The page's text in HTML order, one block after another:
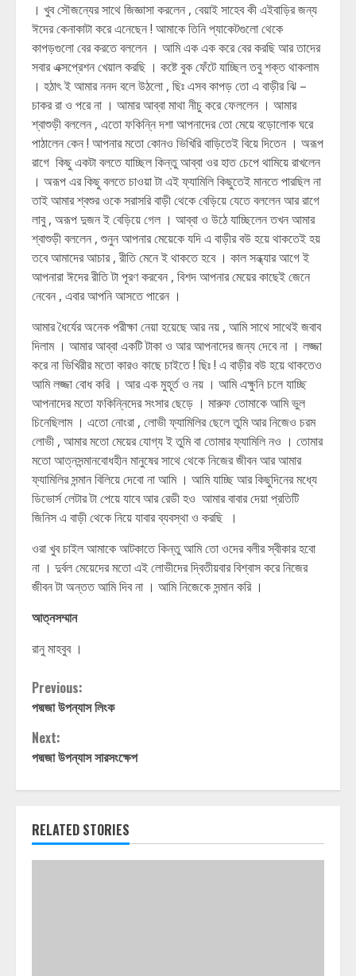
। খুব সৌজন্যের সাথে জিজ্ঞাসা করলেন , বেয়াই সাহেব কী এইবাড়ির জন্য
ঈদের কেনাকাটা করে এনেছেন ! আমাকে তিনি প্যাকেটগুলো থেকে
কাপড়গুলো বের করতে বললেন । আমি এক এক করে বের করছি আর তাদের
সবার এক্সপ্রেশন খেয়াল করছি । কষ্টে বুক ফেঁটে যাচ্ছিল তবু শক্ত থাকলাম
। হঠাৎ ই আমার ননদ বলে উঠলো , ছিঃ এসব কাপড় তো এ বাড়ীর ঝি –
চাকর রা ও পরে না । আমার আব্বা মাথা নীচু করে ফেললেন । আমার
শ্বাশুড়ী বললেন , এতো ফকিন্নি দশা আপনাদের তো মেয়ে বড়োলোক ঘরে
পাঠালেন কেন ! আপনার মতো কোনও ভিখিরি বাড়িতেই বিয়ে দিতেন । অরূপ
রাগে কিছু একটা বলতে যাচ্ছিল কিন্তু আব্বা ওর হাত চেপে থামিয়ে রাখলেন
। অরূপ এর কিছু বলতে চাওয়া টা এই ফ্যামিলি কিছুতেই মানতে পারছিল না
তাই আমার শ্বশুর ওকে সরাসরি বাড়ী থেকে বেড়িয়ে যেতে বললেন আর রাগে
লাবু , অরূপ দুজন ই বেড়িয়ে গেল । আব্বা ও উঠে যাচ্ছিলেন তখন আমার
শ্বাশুড়ী বললেন , শুনুন আপনার মেয়েকে যদি এ বাড়ীর বউ হয়ে থাকতেই হয়
তবে আমাদের আচার , রীতি মেনে ই থাকতে হবে । কাল সন্ধ্যার আগে ই
আপনারা ঈদের রীতি টা পূরণ করবেন , বিশদ আপনার মেয়ের কাছেই জেনে
নেবেন , এবার আপনি আসতে পারেন ।
আমার ধৈর্যের অনেক পরীক্ষা নেয়া হয়েছে আর নয় , আমি সাথে সাথেই জবাব
দিলাম । আমার আব্বা একটি টাকা ও আর আপনাদের জন্য দেবে না । লজ্জা
করে না ভিখিরীর মতো কারও কাছে চাইতে ! ছিঃ ! এ বাড়ীর বউ হয়ে থাকতেও
আমি লজ্জা বোধ করি । আর এক মুহূর্ত ও নয় । আমি এক্ষুনি চলে যাচ্ছি
আপনাদের মতো ফকিন্নিদের সংসার ছেড়ে । মারুফ তোমাকে আমি ভুল
চিনেছিলাম । এতো নোংরা , লোভী ফ্যামিলির ছেলে তুমি আর নিজেও চরম
লোভী , আমার মতো মেয়ের যোগ্য ই তুমি বা তোমার ফ্যামিলি নও । তোমার
মতো আত্নসন্মানবোধহীন মানুষের সাথে থেকে নিজের জীবন আর আমার
ফ্যামিলির সন্মান বিলিয়ে দেবো না আমি । আমি যাচ্ছি আর কিছুদিনের মধ্যে
ডিভোর্স লেটার টা পেয়ে যাবে আর রেডী হও আমার বাবার দেয়া প্রতিটি
জিনিস এ বাড়ী থেকে নিয়ে যাবার ব্যবস্থা ও করছি ।
ওরা খুব চাইল আমাকে আটকাতে কিন্তু আমি তো ওদের বলীর স্বীকার হবো
না । দুর্বল মেয়েদের মতো এই লোভীদের দ্বিতীয়বার বিশ্বাস করে নিজের
জীবন টা অন্তত আমি দিব না । আমি নিজেকে সন্মান করি ।
আত্নসম্মান
রানু মাহবুব ।
Continue
Reading
Previous:
পদ্মজা উপন্যাস লিংক
Next:
পদ্মজা উপন্যাস সারসংক্ষেপ
RELATED STORIES